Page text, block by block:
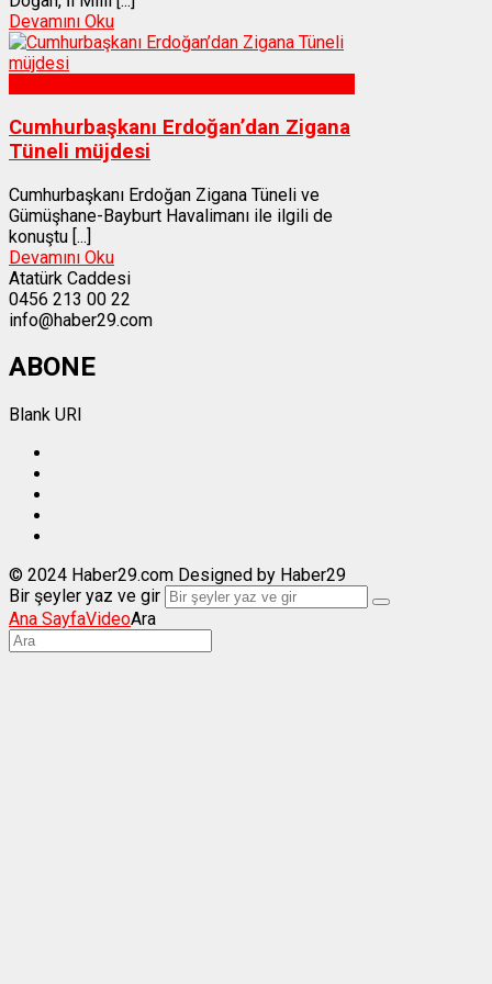
Devamını Oku
Cumhurbaşkanı Erdoğan’dan Zigana
Tüneli müjdesi
Cumhurbaşkanı Erdoğan Zigana Tüneli ve
Gümüşhane-Bayburt Havalimanı ile ilgili de
konuştu [...]
Devamını Oku
Atatürk Caddesi
0456 213 00 22
info@haber29.com
ABONE
Blank URI
© 2024 Haber29.com Designed by Haber29
Bir şeyler yaz ve gir
Ana SayfaVideoAra